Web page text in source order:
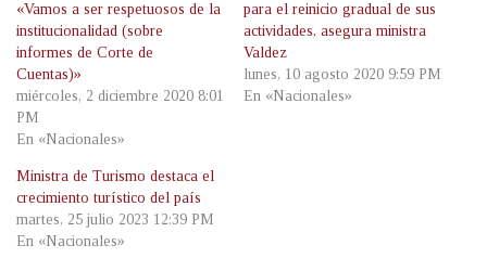
«Vamos a ser respetuosos de la
institucionalidad (sobre
informes de Corte de
Cuentas)»
miércoles, 2 diciembre 2020 8:01
PM
En «Nacionales»
para el reinicio gradual de sus
actividades, asegura ministra
Valdez
lunes, 10 agosto 2020 9:59 PM
En «Nacionales»
Ministra de Turismo destaca el
crecimiento turístico del país
martes, 25 julio 2023 12:39 PM
En «Nacionales»